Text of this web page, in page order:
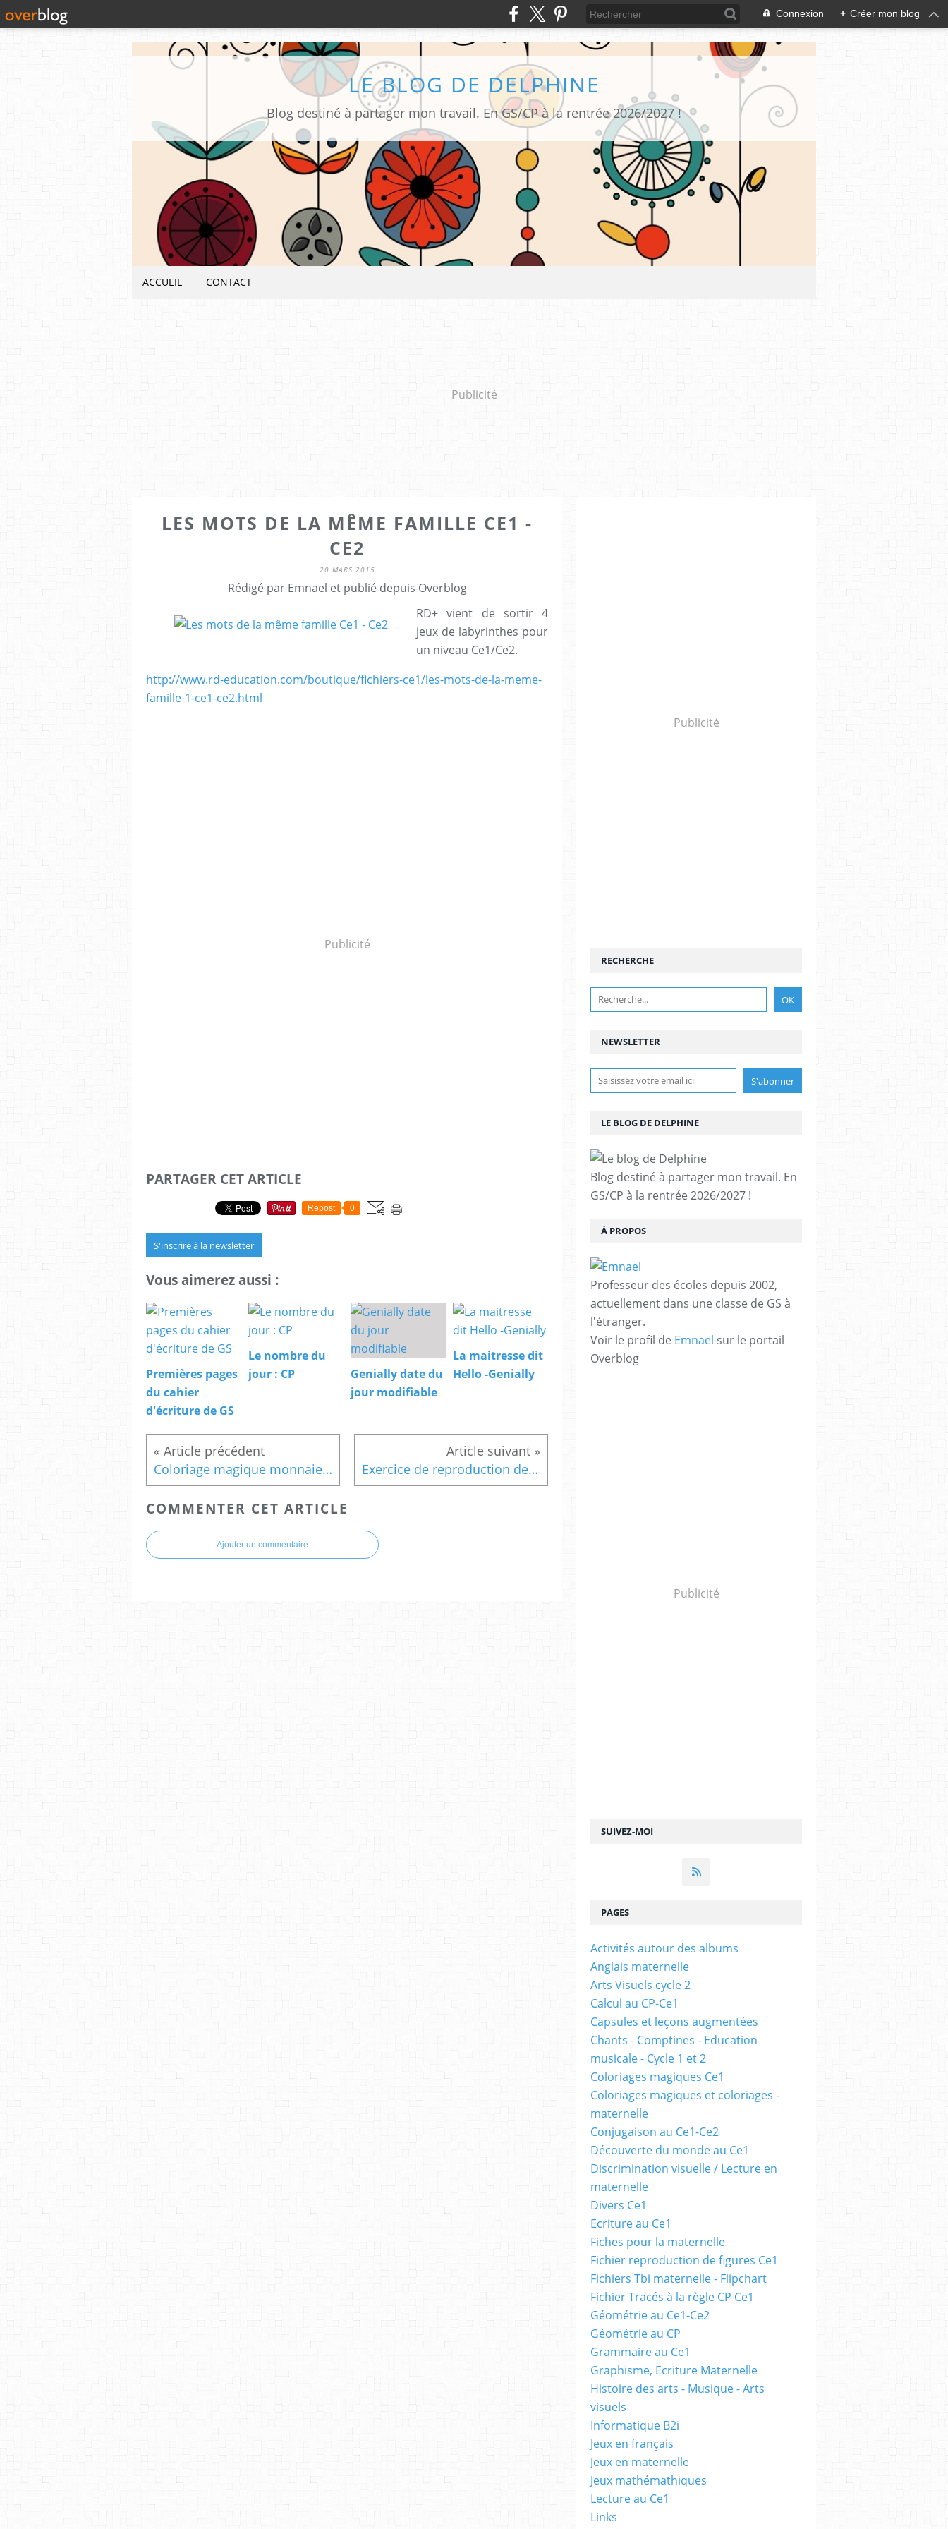
Connexion + Créer mon blog
LE BLOG DE DELPHINE
Blog destiné à partager mon travail. En GS/CP à la rentrée 2026/2027 !
ACCUEIL CONTACT
Publicité
LES MOTS DE LA MÊME FAMILLE CE1 -
CE2
20 MARS 2015
Rédigé par Emnael et publié depuis Overblog
RD+ vient de sortir 4
jeux de labyrinthes pour
un niveau Ce1/Ce2.
http://www.rd-education.com/boutique/fichiers-ce1/les-mots-de-la-meme-
famille-1-ce1-ce2.html
Publicité
PARTAGER CET ARTICLE
Repost 0
S'inscrire à la newsletter
Vous aimerez aussi :
Premières pages
du cahier
d'écriture de GS
Le nombre du
jour : CP
Genially date du
jour modifiable
La maitresse dit
Hello -Genially
Coloriage magique monnaie - Ce2 Exercice de reproduction dessin 6
COMMENTER CET ARTICLE
Ajouter un commentaire
Publicité
NEWSLETTER
SUIVEZ-MOI
RECHERCHE
LE BLOG DE DELPHINE
Blog destiné à partager mon travail. En
GS/CP à la rentrée 2026/2027 !
À PROPOS
Professeur des écoles depuis 2002,
actuellement dans une classe de GS à
l'étranger.
Voir le profil de Emnael sur le portail
Overblog
Publicité
PAGES
Activités autour des albums
Anglais maternelle
Arts Visuels cycle 2
Calcul au CP-Ce1
Capsules et leçons augmentées
Chants - Comptines - Education
musicale - Cycle 1 et 2
Coloriages magiques Ce1
Coloriages magiques et coloriages -
maternelle
Conjugaison au Ce1-Ce2
Découverte du monde au Ce1
Discrimination visuelle / Lecture en
maternelle
Divers Ce1
Ecriture au Ce1
Fiches pour la maternelle
Fichier reproduction de figures Ce1
Fichiers Tbi maternelle - Flipchart
Fichier Tracés à la règle CP Ce1
Géométrie au Ce1-Ce2
Géométrie au CP
Grammaire au Ce1
Graphisme, Ecriture Maternelle
Histoire des arts - Musique - Arts
visuels
Informatique B2i
Jeux en français
Jeux en maternelle
Jeux mathémathiques
Lecture au Ce1
Links